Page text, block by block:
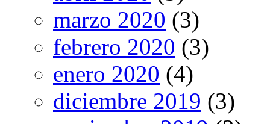
marzo 2020 (3)
febrero 2020 (3)
enero 2020 (4)
diciembre 2019 (3)